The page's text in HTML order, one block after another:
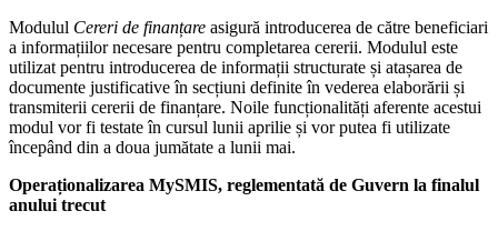
Modulul Cereri de finanțare asigură introducerea de către beneficiari
a informațiilor necesare pentru completarea cererii. Modulul este
utilizat pentru introducerea de informații structurate și atașarea de
documente justificative în secțiuni definite în vederea elaborării și
transmiterii cererii de finanțare. Noile funcționalități aferente acestui
modul vor fi testate în cursul lunii aprilie și vor putea fi utilizate
începând din a doua jumătate a lunii mai.
Operaționalizarea MySMIS, reglementată de Guvern la finalul
anului trecut